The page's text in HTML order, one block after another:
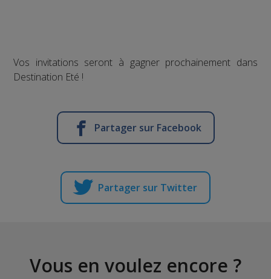
Vos invitations seront à gagner prochainement dans
Destination Eté !
Partager sur Facebook
Partager sur Twitter
Vous en voulez encore ?